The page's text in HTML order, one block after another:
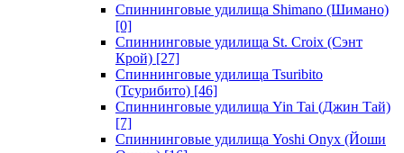
Спиннинговые удилища Shimano (Шимано)
[0]
Спиннинговые удилища St. Croix (Сэнт
Крой) [27]
Спиннинговые удилища Tsuribito
(Тсурибито) [46]
Спиннинговые удилища Yin Tai (Джин Тай)
[7]
Спиннинговые удилища Yoshi Onyx (Йоши